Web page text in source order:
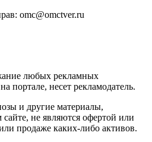
omc@omctver.ru
любых рекламных
портале, несет рекламодатель.
и другие материалы,
не являются офертой или
продаже каких-либо активов.